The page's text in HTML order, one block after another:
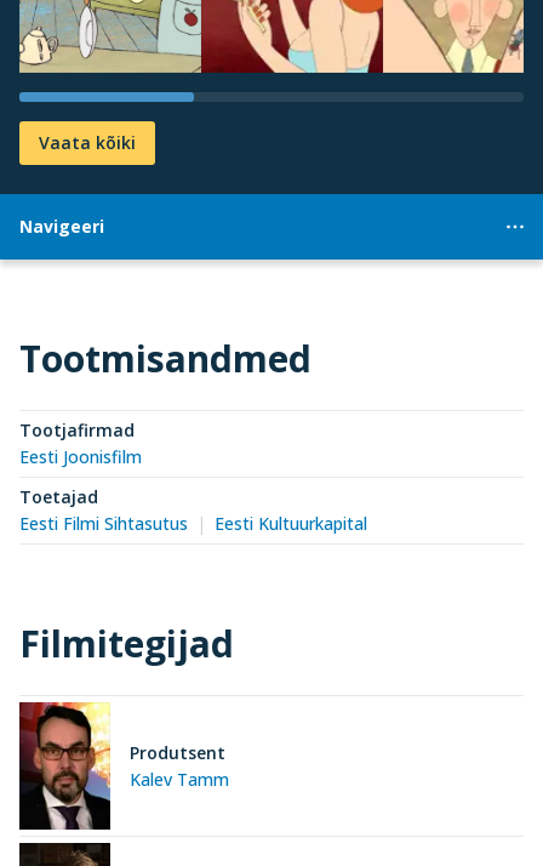
Vaata kõiki
Navigeeri
Tootmisandmed
Tootjafirmad
Eesti Joonisfilm
Toetajad
Eesti Filmi Sihtasutus
Eesti Kultuurkapital
Filmitegijad
Kalev Tamm
Produtsent